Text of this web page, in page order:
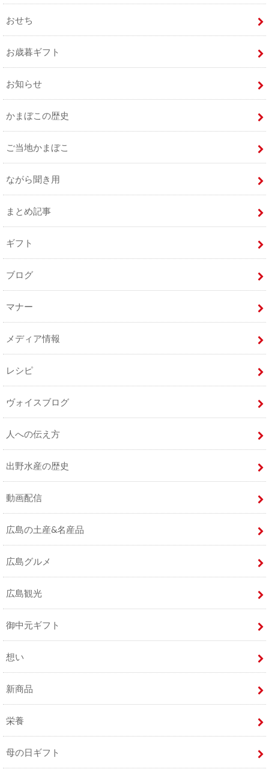
おせち
お歳暮ギフト
お知らせ
かまぼこの歴史
ご当地かまぼこ
ながら聞き用
まとめ記事
ギフト
ブログ
マナー
メディア情報
レシピ
ヴォイスブログ
人への伝え方
出野水産の歴史
動画配信
広島の土産&名産品
広島グルメ
広島観光
御中元ギフト
想い
新商品
栄養
母の日ギフト